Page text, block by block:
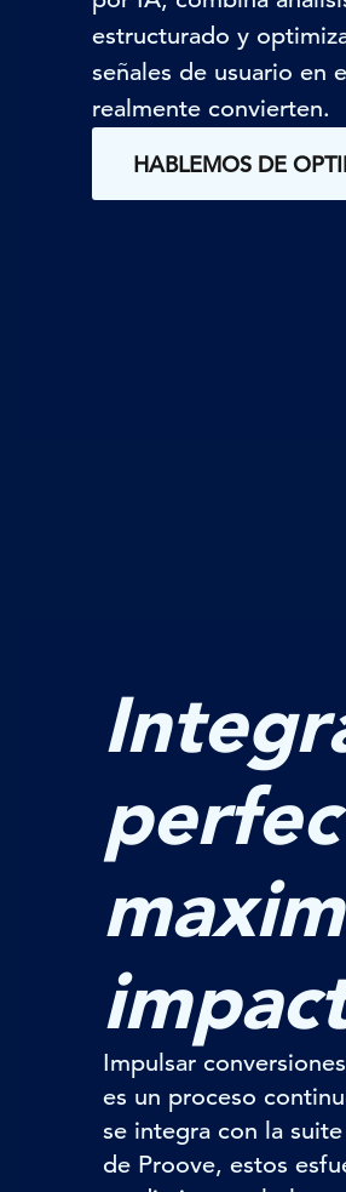
estructurado y
señales de usuario en
realmente convierten.
HABLEMOS DE
Impulsar
es un proceso
se integra con la
de Proove, estos